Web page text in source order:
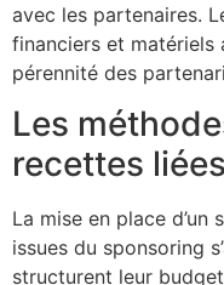
avec les partenaires.
financiers et matériels
pérennité des
Les
recettes
La mise en place
issues du sponsoring
structurent leur